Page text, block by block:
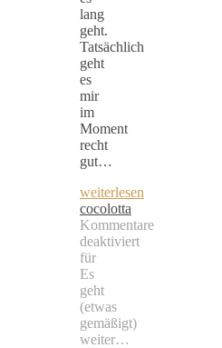
lang
geht.
Tatsächlich
geht
es
mir
im
Moment
recht
gut…
weiterlesen
cocolotta
Kommentare
deaktiviert
für
Es
geht
(etwas
gemäßigt)
weiter…